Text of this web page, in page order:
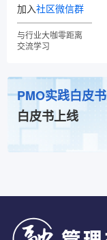
加入社区微信群
与行业大咖零距离
交流学习
PMO实践白皮书
白皮书上线